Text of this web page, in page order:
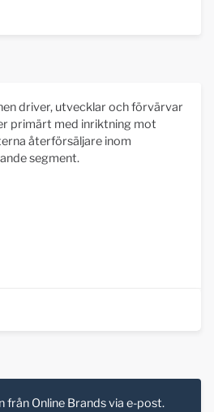
driver, utvecklar och förvärvar
primärt med inriktning mot
återförsäljare inom
segment.
från Online Brands via e-post.